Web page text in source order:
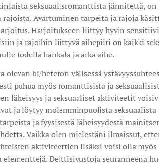
seksuaalisromanttista jännitettä,
rajoista. Avartuminen tarpeita ja rajoja
Harjoitukseen liittyy hyvin
ja rajoihin liittyvä aihepiiri on kaikki
todella hankala ja arka aihe.
bi/heteron välisessä
puhua myös romanttisista ja
läheisyys ja seksuaaliset aktiviteetit
ja löytyy molemminpuolista seksuaalista
ja fyysisestä läheisyydestä
Vaikka olen mielestäni ilmaissut,
aktiviteettien lisäksi voisi olla
Deittisivustoja seuranneena